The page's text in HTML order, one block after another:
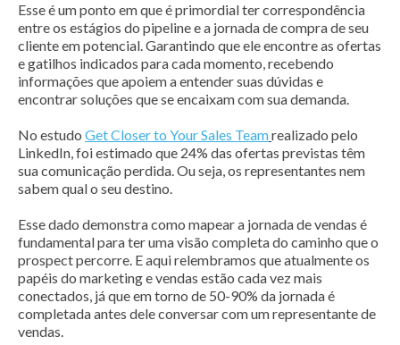
Esse é um ponto em que é primordial ter correspondência
entre os estágios do pipeline e a jornada de compra de seu
cliente em potencial. Garantindo que ele encontre as ofertas
e gatilhos indicados para cada momento, recebendo
informações que apoiem a entender suas dúvidas e
encontrar soluções que se encaixam com sua demanda.
No estudo Get Closer to Your Sales Teamrealizado pelo
LinkedIn, foi estimado que 24% das ofertas previstas têm
sua comunicação perdida. Ou seja, os representantes nem
sabem qual o seu destino.
Esse dado demonstra como mapear a jornada de vendas é
fundamental para ter uma visão completa do caminho que o
prospect percorre. E aqui relembramos que atualmente os
papéis do marketing e vendas estão cada vez mais
conectados, já que em torno de 50-90% da jornada é
completada antes dele conversar com um representante de
vendas.